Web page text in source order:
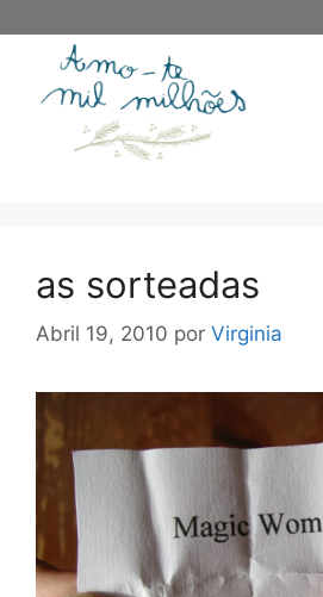
conteúdo
as sorteadas
Abril 19, 2010 por Virginia